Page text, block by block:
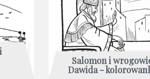
Salomon i
Dawida -